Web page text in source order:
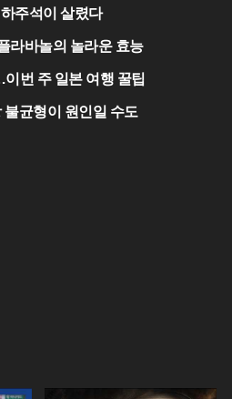
주석이 살렸다
라바놀의 놀라운 효능
번 주 일본 여행 꿀팁
불균형이 원인일 수도